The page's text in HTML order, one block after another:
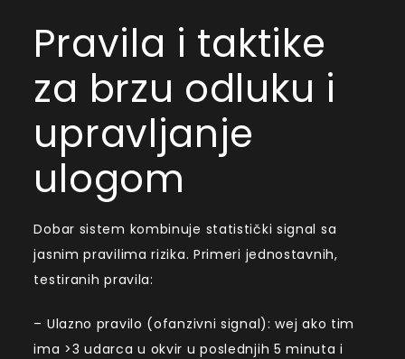
Pravila i taktike
za brzu odluku i
upravljanje
ulogom
Dobar sistem kombinuje statistički signal sa
jasnim pravilima rizika. Primeri jednostavnih,
testiranih pravila:
– Ulazno pravilo (ofanzivni signal): wej ako tim
ima >3 udarca u okvir u poslednjih 5 minuta i